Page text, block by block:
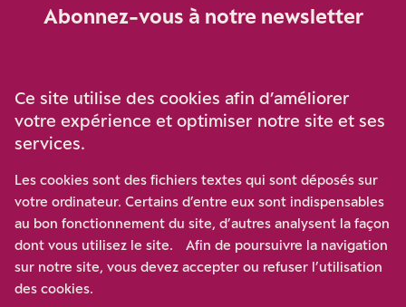
Abonnez-vous à notre newsletter
Participez à notre effort pour conforter la démocratie en
luttant contre l’ascension aux extrêmes, et la
disqualification de l’adversaire, en promouvant la
confrontation des idées et des opinions.
Ce site utilise des cookies afin d’améliorer
votre expérience et optimiser notre site et ses
services.
Les cookies sont des fichiers textes qui sont déposés sur
votre ordinateur. Certains d’entre eux sont indispensables
au bon fonctionnement du site, d’autres analysent la façon
dont vous utilisez le site. Afin de poursuivre la navigation
sur notre site, vous devez accepter ou refuser l’utilisation
des cookies.